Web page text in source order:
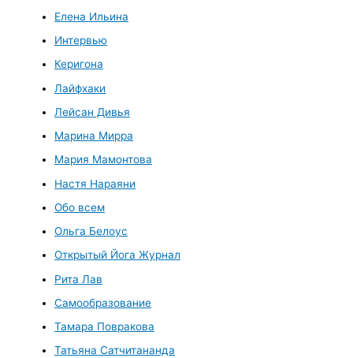
Елена Ильина
Интервью
Керигона
Лайфхаки
Лейсан Дивья
Марина Мирра
Мария Мамонтова
Настя Нараяни
Обо всем
Ольга Белоус
Открытый Йога Журнал
Рита Лав
Самообразование
Тамара Повракова
Татьяна Сатчитананда